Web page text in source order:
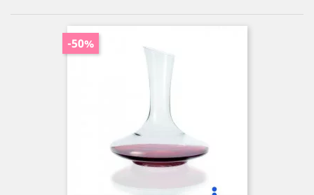
-50%